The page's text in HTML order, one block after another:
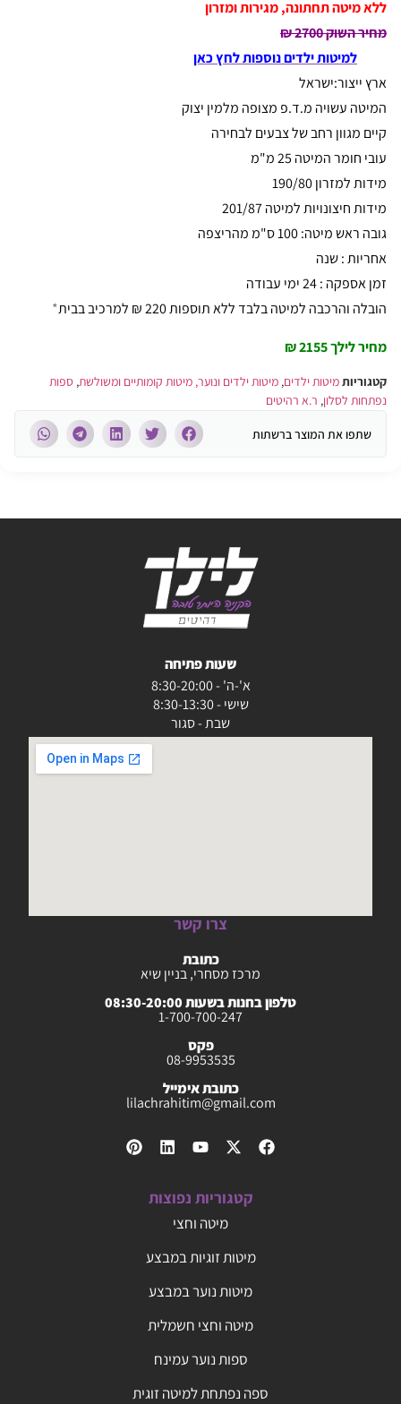
ללא מיטה תחתונה, מגירות ומזרון
מחיר השוק 2700 ₪
למיטות ילדים נוספות לחץ כאן
ארץ ייצור:ישראל
המיטה עשויה מ.ד.פ מצופה מלמין יצוק
קיים מגוון רחב של צבעים לבחירה
עובי חומר המיטה 25 מ"מ
מידות למזרון 190/80
מידות חיצונויות למיטה 201/87
גובה ראש מיטה: 100 ס"מ מהריצפה
אחריות : שנה
זמן אספקה : 24 ימי עבודה
הובלה והרכבה למיטה בלבד ללא תוספות 220 ₪ למרכיב בבית
*
מחיר לילך 2155 ₪
קטגוריותמיטות ילדים, מיטות ילדים ונוער, מיטות קומותיים ומשולשת, ספות
נפתחות לסלון, ר.א רהיטים
שתפו את המוצר ברשתות
שעות פתיחה
א'-ה' - 8:30-20:00
שישי - 8:30-13:30
שבת - סגור
צרו קשר
כתובת
מרכז מסחרי, בניין שיא
טלפון בחנות בשעות 08:30-20:00
1-700-700-247
פקס
08-9953535
כתובת אימייל
lilachrahitim@gmail.com
קטגוריות נפוצות
מיטה וחצי
מיטות זוגיות במבצע
מיטות נוער במבצע
מיטה וחצי חשמלית
ספות נוער עמינח
ספה נפתחת למיטה זוגית